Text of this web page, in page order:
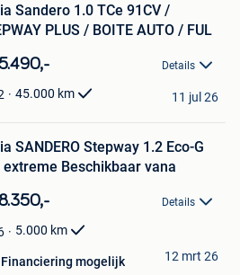
Sandero 1.0 TCe 91CV /
PLUS / BOITE AUTO / FUL
Details
45.000 km 11 jul 26
SANDERO Stepway 1.2 Eco-G
extreme Beschikbaar vana
Details
5.000 km
Financiering mogelijk 12 mrt 26